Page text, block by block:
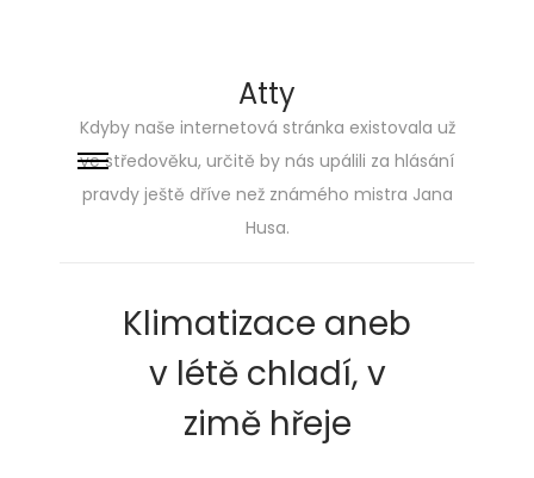
Skip
Skip
Atty
Kdyby naše internetová stránka existovala už
ve středověku, určitě by nás upálili za hlásání
pravdy ještě dříve než známého mistra Jana
Husa.
Klimatizace aneb
v létě chladí, v
zimě hřeje